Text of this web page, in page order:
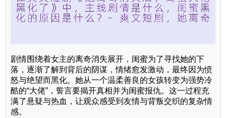
剧情围绕着女主的离奇消失展开，闺蜜为了寻找她的下
落，逐渐了解到背后的阴谋，情绪愈发激动，最终因为愤
怒与绝望而黑化。她从一个温柔善良的女孩转变为强势冷
酷的“大佬”，誓言要揭开真相并为闺蜜报仇。这一过程充
满了悬疑与热血，让观众感受到友情与背叛交织的复杂情
感。